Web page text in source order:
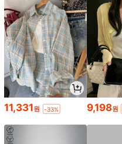
11,331원 -33% 9,198원